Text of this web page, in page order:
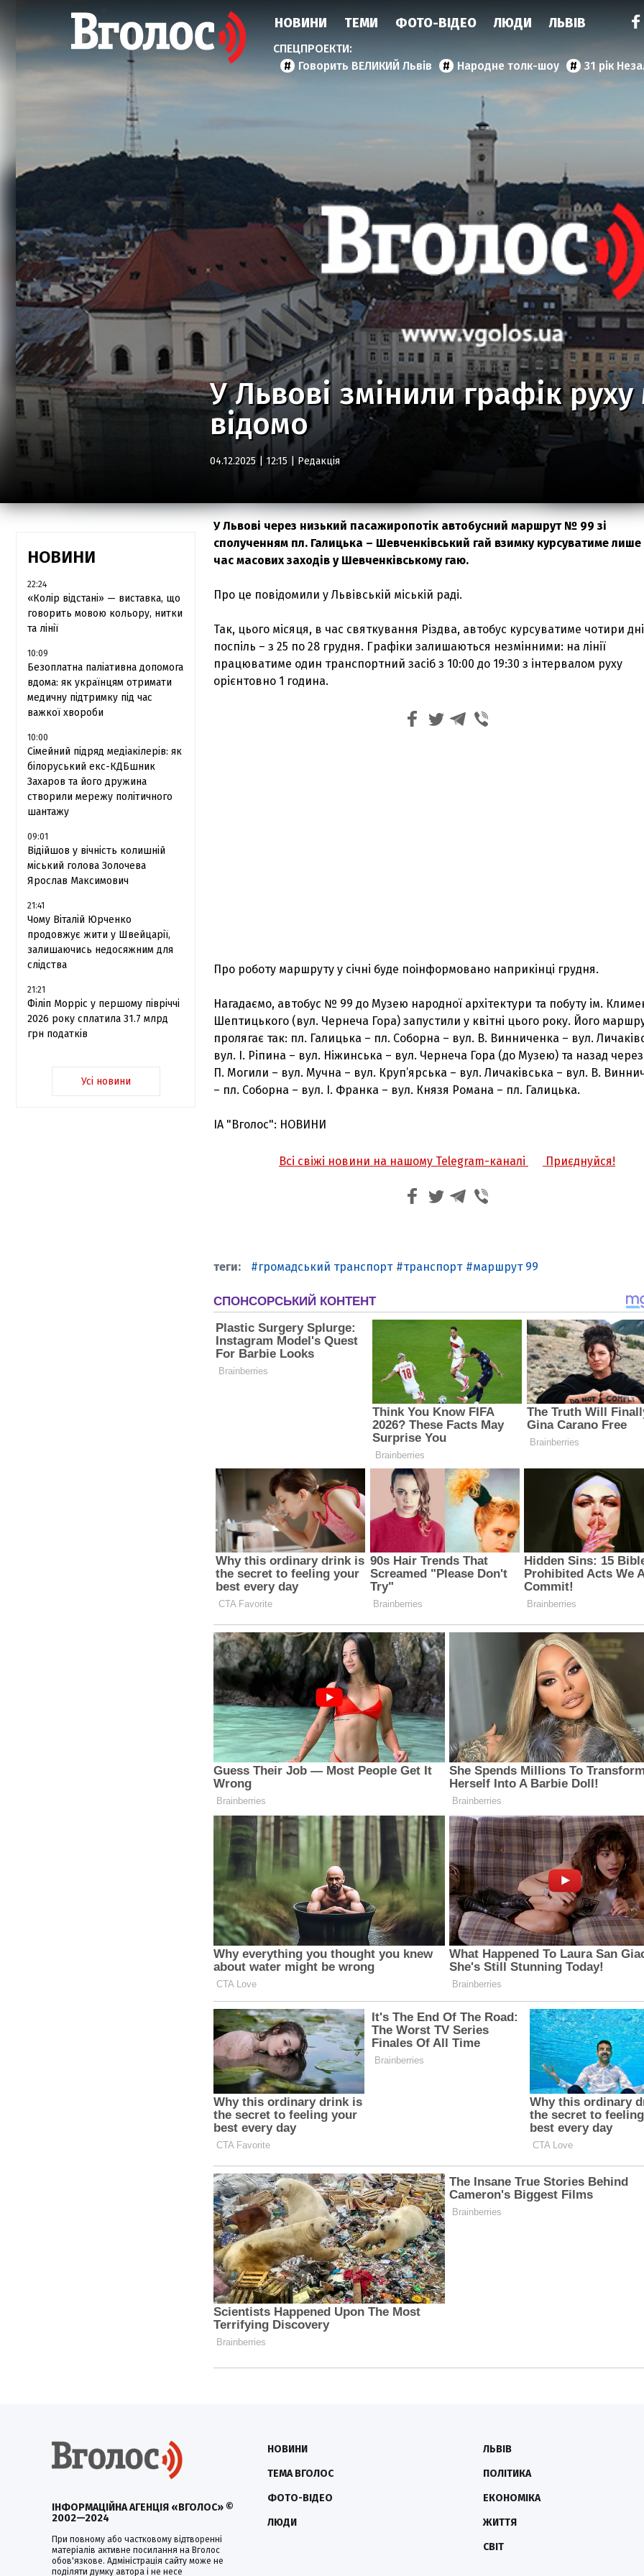
НОВИНИ ТЕМИ ФОТО-ВІДЕО ЛЮДИ ЛЬВІВ
Говорить ВЕЛИКИЙ Львів Народне толк-шоу 31 рік
У Львові змінили графік
відомо
04.12.2025 | 12:15 | Редакція
НОВИНИ
22:24
«Колір відстані» — виставка, що
говорить мовою кольору, нитки
та лінії
10:09
Безоплатна паліативна допомога
вдома: як українцям отримати
медичну підтримку під час
важкої хвороби
10:00
Сімейний підряд медіакілерів: як
білоруський екс-КДБшник
Захаров та його дружина
створили мережу політичного
шантажу
09:01
Відійшов у вічність колишній
міський голова Золочева
Ярослав Максимович
21:41
Чому Віталій Юрченко
продовжує жити у Швейцарії,
залишаючись недосяжним для
слідства
21:21
Філіп Морріс у першому півріччі
2026 року сплатила 31.7 млрд
грн податків
Усі новини
У Львові через низький пасажиропотік автобусний маршрут № 99 зі
сполученням пл. Галицька – Шевченківський гай взимку курсуватиме лише
час масових заходів у Шевченківському гаю.
Про це повідомили у Львівській міській раді.
Так, цього місяця, в час святкування Різдва, автобус курсуватиме чотири дні
поспіль – з 25 по 28 грудня. Графіки залишаються незмінними: на лінії
працюватиме один транспортний засіб з 10:00 до 19:30 з інтервалом руху
орієнтовно 1 година.
Про роботу маршруту у січні буде поінформовано наприкінці грудня.
Нагадаємо, автобус № 99 до Музею народної архітектури та побуту ім.
Шептицького (вул. Чернеча Гора) запустили у квітні цього року. Його
пролягає так: пл. Галицька – пл. Соборна – вул. В. Винниченка – вул.
вул. І. Ріпина – вул. Ніжинська – вул. Чернеча Гора (до Музею) та назад
П. Могили – вул. Мучна – вул. Круп’ярська – вул. Личаківська – вул. В.
– пл. Соборна – вул. І. Франка – вул. Князя Романа – пл. Галицька.
ІА "Вголос": НОВИНИ
Всі свіжі новини на нашому Telegram-каналі Приєднуйся!
громадський транспорт транспорт маршрут 99
ІНФОРМАЦІЙНА АГЕНЦІЯ «ВГОЛОС» ©
2002—2024
При повному або частковому відтворенні
матеріалів активне посилання на Вголос
обов'язкове. Адміністрація сайту може не
поділяти думку автора і не несе
НОВИНИ
ТЕМА ВГОЛОС
ФОТО-ВІДЕО
ЛЮДИ
ЛЬВІВ
ПОЛІТИКА
ЕКОНОМІКА
ЖИТТЯ
СВІТ